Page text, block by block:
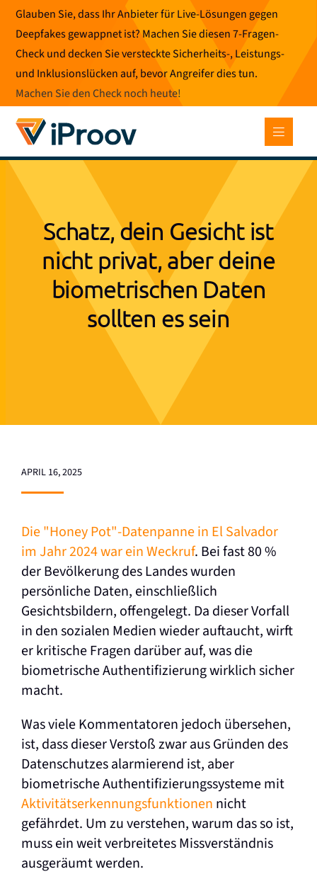
Zum
Inhalt
springen
Glauben Sie, dass Ihr Anbieter für Live-Lösungen gegen
Deepfakes gewappnet ist? Machen Sie diesen 7-Fragen-
Check und decken Sie versteckte Sicherheits-, Leistungs-
und Inklusionslücken auf, bevor Angreifer dies tun.
Machen Sie den Check noch heute!
Schatz, dein Gesicht ist
nicht privat, aber deine
biometrischen Daten
sollten es sein
APRIL 16, 2025
Die "Honey Pot"-Datenpanne in El Salvador
im Jahr 2024 war ein Weckruf. Bei fast 80 %
der Bevölkerung des Landes wurden
persönliche Daten, einschließlich
Gesichtsbildern, offengelegt. Da dieser Vorfall
in den sozialen Medien wieder auftaucht, wirft
er kritische Fragen darüber auf, was die
biometrische Authentifizierung wirklich sicher
macht.
Was viele Kommentatoren jedoch übersehen,
ist, dass dieser Verstoß zwar aus Gründen des
Datenschutzes alarmierend ist, aber
biometrische Authentifizierungssysteme mit
Aktivitätserkennungsfunktionen nicht
gefährdet. Um zu verstehen, warum das so ist,
muss ein weit verbreitetes Missverständnis
ausgeräumt werden.